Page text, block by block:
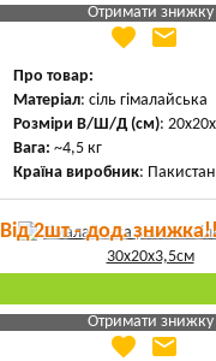
Отримати знижку
Яка Ваша ціна
Вказати мою ціну
favorite email
Про товар:
Матеріал: сіль гімалайська
Розміри В/Ш/Д (см):
Вага: ~4,5 кг
Країна виробник: Пакистан
Від 2шт - дод.
Отримати знижку
Яка Ваша ціна
favorite email